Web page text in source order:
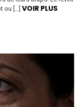
ou […] VOIR PLUS